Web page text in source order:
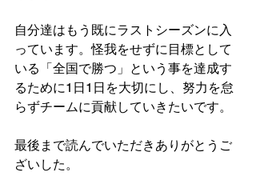
自分達はもう既にラストシーズンに入
っています。怪我をせずに目標として
いる「全国で勝つ」という事を達成す
るために1日1日を大切にし、努力を怠
らずチームに貢献していきたいです。
最後まで読んでいただきありがとうご
ざいした。